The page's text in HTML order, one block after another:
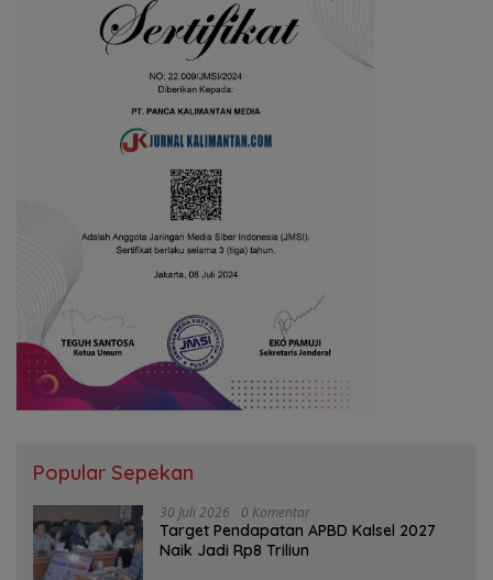
Popular Sepekan
30 Juli 2026 0 Komentar
Target Pendapatan APBD Kalsel 2027
Naik Jadi Rp8 Triliun